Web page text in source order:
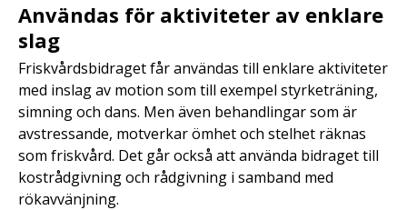
Användas för aktiviteter av enklare
slag
Friskvårdsbidraget får användas till enklare aktiviteter
med inslag av motion som till exempel styrketräning,
simning och dans. Men även behandlingar som är
avstressande, motverkar ömhet och stelhet räknas
som friskvård. Det går också att använda bidraget till
kostrådgivning och rådgivning i samband med
rökavvänjning.